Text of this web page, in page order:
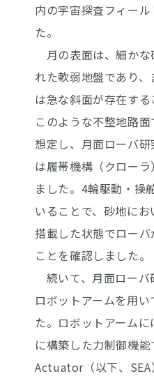
内の宇宙探査フィー
た。
月の表面は、細かな
れた軟弱地盤であり
は急な斜面が存在する
このような不整地路
想定し、月面ローバ
は履帯機構（クロー
ました。4輪駆動・操
いることで、砂地に
搭載した状態でロー
ことを確認しました。
続いて、月面ローバ
ロボットアームを用
た。ロボットアーム
に構築した力制御機
Actuator（以下、SEA